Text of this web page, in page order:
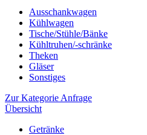
Ausschankwagen
Kühlwagen
Tische/Stühle/Bänke
Kühltruhen/-schränke
Theken
Gläser
Sonstiges
Zur Kategorie Anfrage
Übersicht
Getränke